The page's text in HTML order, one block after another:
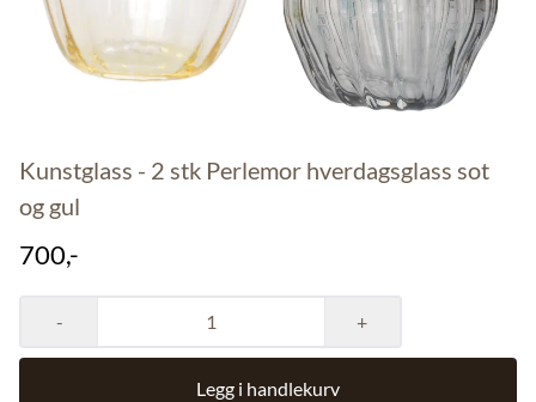
Kunstglass - 2 stk Perlemor hverdagsglass sot
og gul
700,-
- +
Legg i handlekurv